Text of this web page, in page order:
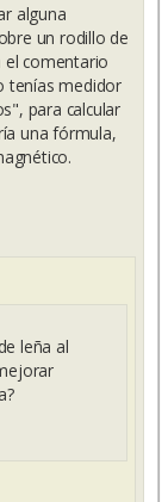
alguna
un rodillo de
el comentario
tenías medidor
para calcular
una fórmula,
leña al